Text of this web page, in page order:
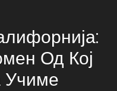
Од Кој